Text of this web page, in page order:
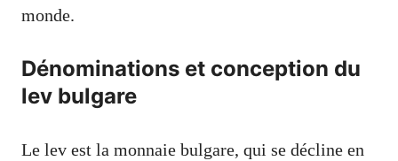
monde.
Dénominations et conception du
lev bulgare
Le lev est la monnaie bulgare, qui se décline en